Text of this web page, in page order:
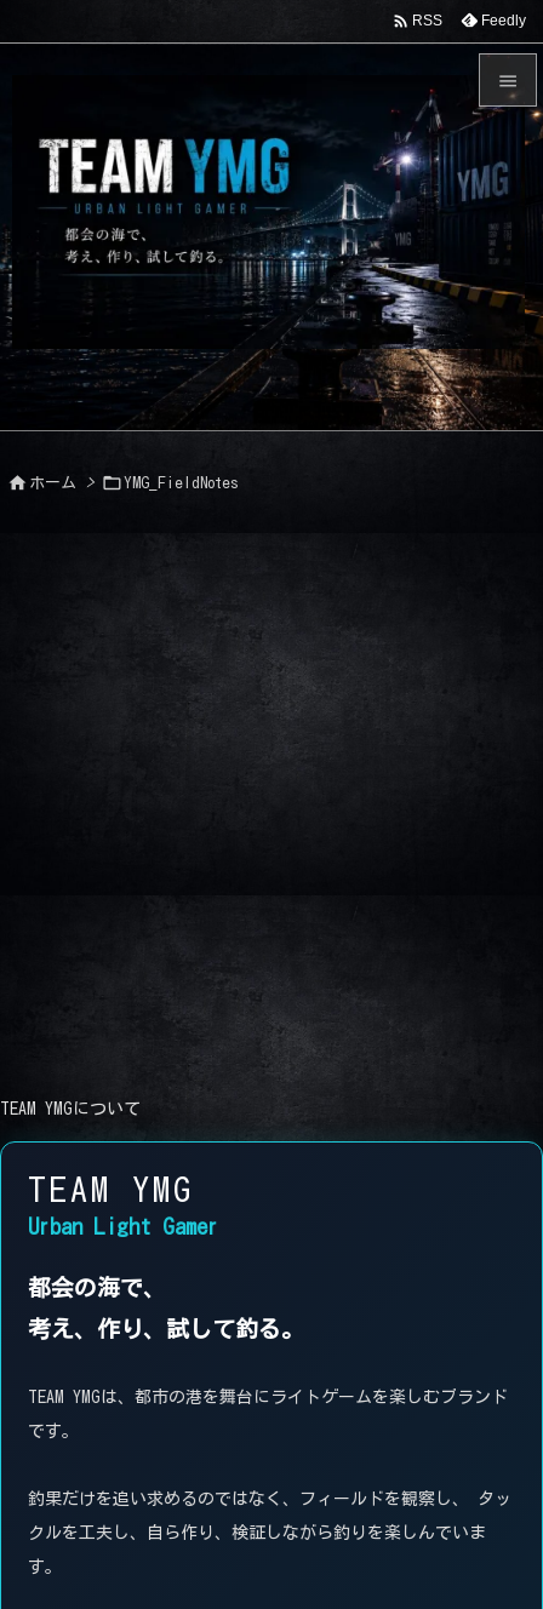


サイド



検索
 RSS Feedly
 ホーム > YMG_FieldNotes
TEAM YMGについて
TEAM YMG
Urban Light Gamer
都会の海で、
考え、作り、試して釣る。
TEAM YMGは、都市の港を舞台にライトゲームを楽しむブランド
です。
釣果だけを追い求めるのではなく、フィールドを観察し、 タッ
クルを工夫し、自ら作り、検証しながら釣りを楽しんでいま
す。